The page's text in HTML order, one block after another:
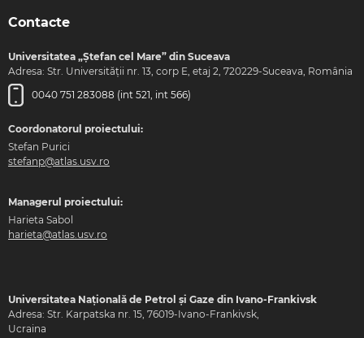
Contacte
Universitatea „Ștefan cel Mare” din Suceava
Adresa: Str. Universității nr. 13, corp E, etaj 2, 720229-Suceava, România
0040 751 283088 (int 521, int 566)
Coordonatorul proiectului:
Stefan Purici
stefanp@atlas.usv.ro
Managerul proiectului:
Harieta Sabol
harieta@atlas.usv.ro
Universitatea Națională de Petrol și Gaze din Ivano-Frankivsk
Adresa: Str. Karpatska nr. 15, 76019-Ivano-Frankivsk,
Ucraina